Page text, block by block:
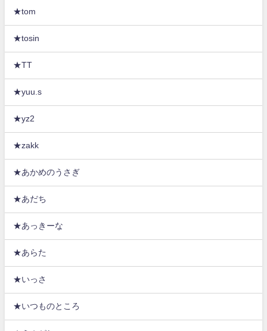
★tom
★tosin
★TT
★yuu.s
★yz2
★zakk
★あかめのうさぎ
★あだち
★あっきーな
★あらた
★いっさ
★いつものところ